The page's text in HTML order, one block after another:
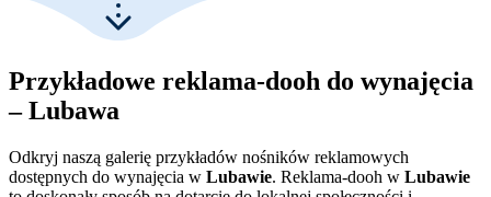
Przykładowe reklama-dooh do wynajęcia
– Lubawa
Odkryj naszą galerię przykładów nośników reklamowych
dostępnych do wynajęcia w Lubawie. Reklama-dooh w Lubawie